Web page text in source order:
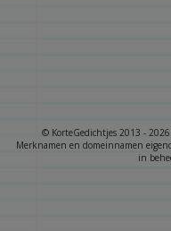
© KorteGedichtjes 2013 -
Merknamen en domeinnamen
in